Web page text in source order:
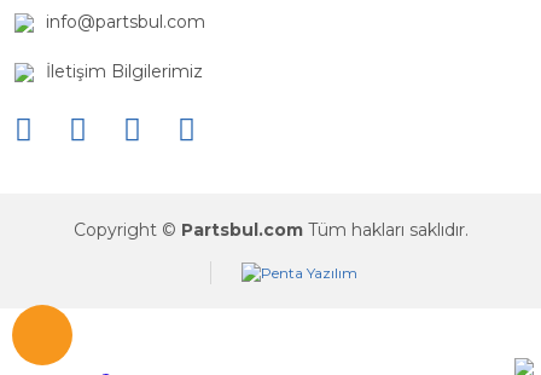
info@partsbul.com
İletişim Bilgilerimiz
Copyright © Partsbul.com Tüm hakları saklıdır.